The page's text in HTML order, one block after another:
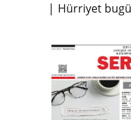
Hürriyet